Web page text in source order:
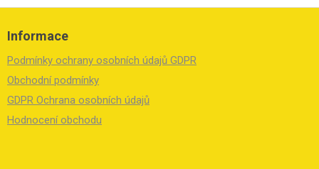
Z
Informace
Podmínky ochrany osobních údajů GDPR
Obchodní podmínky
GDPR Ochrana osobních údajů
Hodnocení obchodu